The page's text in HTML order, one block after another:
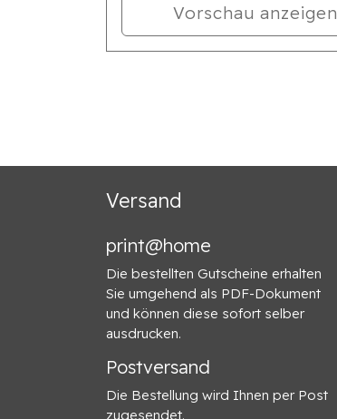
Vorschau anzeigen
Versand
print@home
Die bestellten Gutscheine erhalten
Sie umgehend als PDF-Dokument
und können diese sofort selber
ausdrucken.
Postversand
Die Bestellung wird Ihnen per Post
zugesendet.